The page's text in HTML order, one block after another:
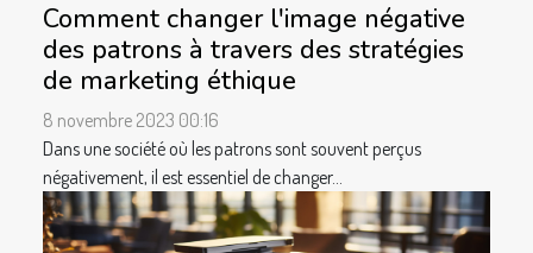
Comment changer l'image négative
des patrons à travers des stratégies
de marketing éthique
8 novembre 2023 00:16
Dans une société où les patrons sont souvent perçus
négativement, il est essentiel de changer...